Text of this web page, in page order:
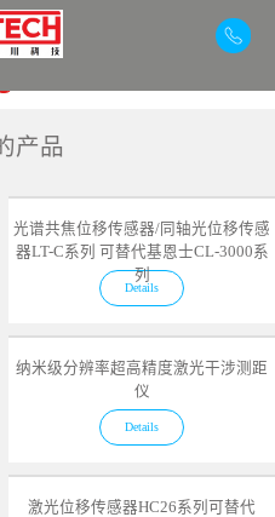
产品
光谱共焦位移传感器/同轴光位移传感
器LT-C系列 可替代基恩士CL-3000系
列
Details
纳米级分辨率超高精度激光干涉测距
仪
Details
激光位移传感器HC26系列可替代